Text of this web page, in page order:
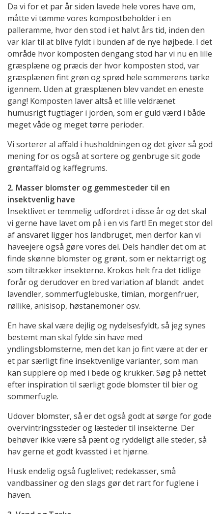
Da vi for et par år siden lavede hele vores have om,
måtte vi tømme vores kompostbeholder i en
palleramme, hvor den stod i et halvt års tid, inden den
var klar til at blive fyldt i bunden af de nye højbede. I det
område hvor komposten dengang stod har vi nu en lille
græsplæne og præcis der hvor komposten stod, var
græsplænen fint grøn og sprød hele sommerens tørke
igennem. Uden at græsplænen blev vandet en eneste
gang! Komposten laver altså et lille veldrænet
humusrigt fugtlager i jorden, som er guld værd i både
meget våde og meget tørre perioder.
Vi sorterer al affald i husholdningen og det giver så god
mening for os også at sortere og genbruge sit gode
grøntaffald og kaffegrums.
2. Masser blomster og gemmesteder til en
insektvenlig have
Insektlivet er temmelig udfordret i disse år og det skal
vi gerne have lavet om på i en vis fart! En meget stor del
af ansvaret ligger hos landbruget, men derfor kan vi
haveejere også gøre vores del. Dels handler det om at
finde skønne blomster og grønt, som er nektarrigt og
som tiltrækker insekterne. Krokos helt fra det tidlige
forår og derudover en bred variation af blandt andet
lavendler, sommerfuglebuske, timian, morgenfruer,
røllike, anisisop, høstanemoner osv.
En have skal være dejlig og nydelsesfyldt, så jeg synes
bestemt man skal fylde sin have med
yndlingsblomsterne, men det kan jo fint være at der er
et par særligt fine insektvenlige varianter, som man
kan supplere op med i bede og krukker. Søg på nettet
efter inspiration til særligt gode blomster til bier og
sommerfugle.
Udover blomster, så er det også godt at sørge for gode
overvintringssteder og læsteder til insekterne. Der
behøver ikke være så pænt og ryddeligt alle steder, så
hav gerne et godt kvassted i et hjørne.
Husk endelig også fuglelivet; redekasser, små
vandbassiner og den slags gør det rart for fuglene i
haven.